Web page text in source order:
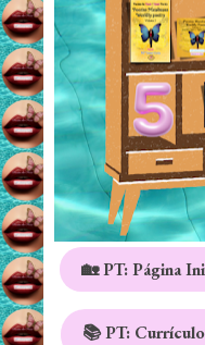
🏡 PT: Página
📚 PT: